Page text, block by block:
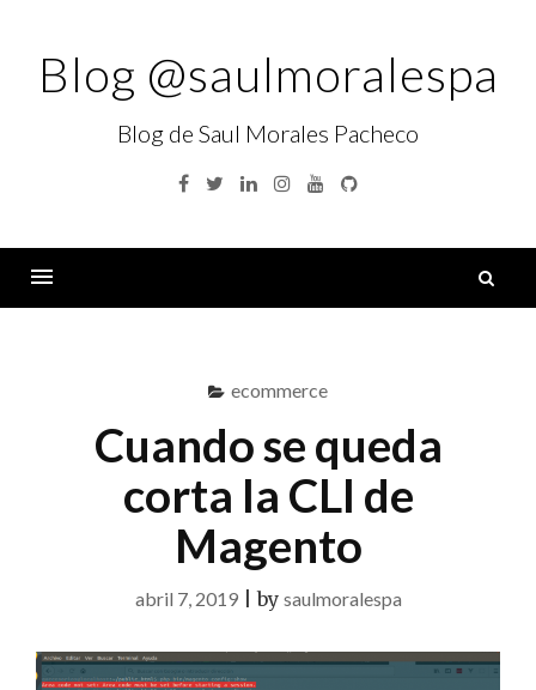
contentBlog @saulmoralespa
Blog de Saul Morales Pacheco
Facebook
TwitterLinkedinInstagramYouTubeGitHub
ecommerce
Cuando se queda
corta la CLI de
Magento
abril 7, 2019|by saulmoralespa